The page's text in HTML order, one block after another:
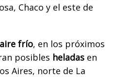
Chaco y el este de
aire frío, en los próximos
posibles heladas en
Aires, norte de La